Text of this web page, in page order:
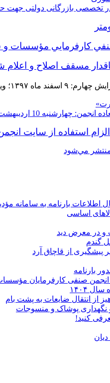
كارفرمايي مؤسسات
مسقف اصلاح و اعلام
ماه ۱۳۹۷؛ ويرايش دوم: 13 آذر 1391، ويرايش سوم: شنبه 7 تير ماه،
الزام استفاده از سايت
بارنامه به سامانه مؤدیان مالیاتی
اساسی
و در معرض دید
گندم
از قاچاق آرد
بارنامه
صنفی کارفرمایان
۱۴۰۴
از انتقال ضایعات به پشت بام
پوشاک و منسوجات
کنید!